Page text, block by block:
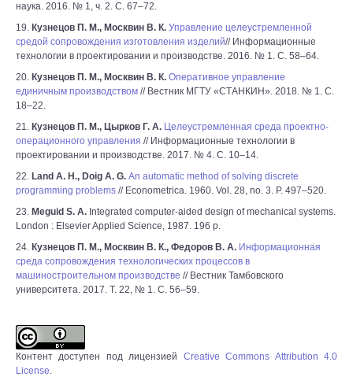
наука. 2016. № 1, ч. 2. С. 67–72.
19. Кузнецов П. М., Москвин В. К. Управление целеустремленной
средой сопровождения изготовления изделий// Информационные
технологии в проектировании и производстве. 2016. № 1. С. 58–64.
20. Кузнецов П. М., Москвин В. К. Оперативное управление
единичным производством // Вестник МГТУ «СТАНКИН». 2018. № 1. С.
18–22.
21. Кузнецов П. М., Цырков Г. А. Целеустремленная среда проектно-
операционного управления // Информационные технологии в
проектировании и производстве. 2017. № 4. С. 10–14.
22. Land A. H., Doig A. G. An automatic method of solving discrete
programming problems // Econometrica. 1960. Vol. 28, no. 3. P. 497–520.
23. Meguid S. A. Integrated computer-aided design of mechanical systems.
London : Elsevier Applied Science, 1987. 196 p.
24. Кузнецов П. М., Москвин В. К., Федоров В. А. Информационная
среда сопровождения технологических процессов в
машиностроительном производстве // Вестник Тамбовского
университета. 2017. Т. 22, № 1. C. 56–59.
Контент доступен под лицензией Creative Commons Attribution 4.0
License.